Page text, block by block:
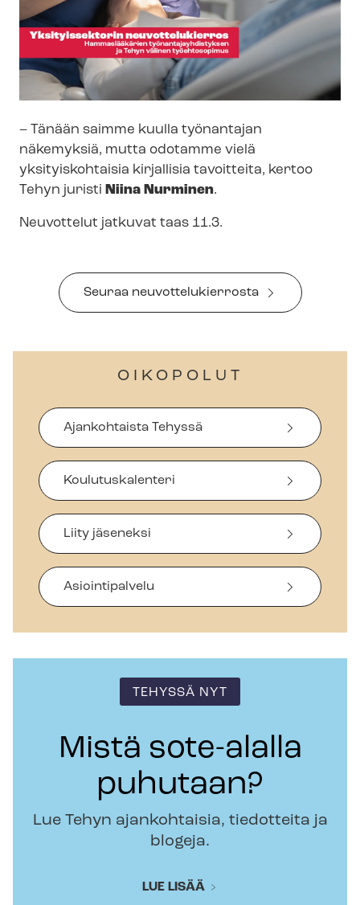
– Tänään saimme kuulla työnantajan
näkemyksiä, mutta odotamme vielä
yksityiskohtaisia kirjallisia tavoitteita, kertoo
Tehyn juristi Niina Nurminen.
Neuvottelut jatkuvat taas 11.3.
Seuraa neu­vot­te­lu­kier­ros­ta
OIKOPOLUT
Ajankohtaista Tehyssä
Koulutuskalenteri
Liity jäseneksi
Asiointipalvelu
TEHYSSÄ NYT
Mistä sote-alalla
puhutaan?
Lue Tehyn ajankohtaisia, tiedotteita ja
blogeja.
LUE LISÄÄ